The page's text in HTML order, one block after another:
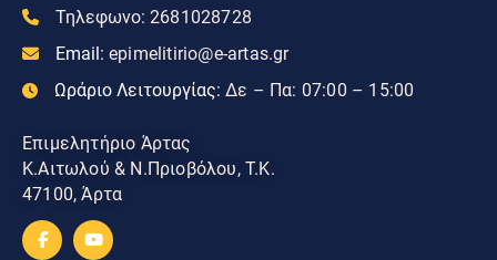
Τηλεφωνο: 2681028728
Email: epimelitirio@e-artas.gr
Ωράριο Λειτουργίας: Δε – Πα: 07:00 – 15:00
Επιμελητήριο Άρτας
Κ.Αιτωλού & Ν.Πριοβόλου, Τ.Κ.
47100, Άρτα